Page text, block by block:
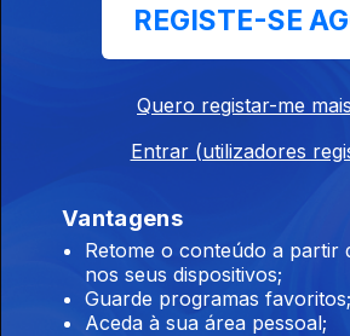
31 mai. 2026
Preguiça da Manhã
No meio de uma descontraída selecção
até à China, onde está a acontecer um
REGISTE-SE
Quero registar-me
Entrar (utilizadores
Vantagens
Retome o conteúdo a partir
nos seus dispositivos;
Guarde programas favoritos;
Aceda à sua área pessoal;